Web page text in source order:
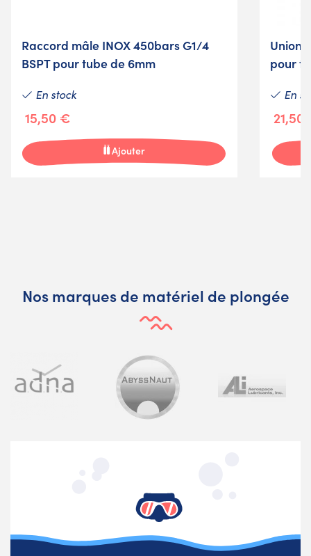
Raccord mâle INOX 450bars G1/4
BSPT pour tube de 6mm
En stock
15,50 €
Ajouter
Union
pour
En
21,50
Nos marques de matériel de plongée